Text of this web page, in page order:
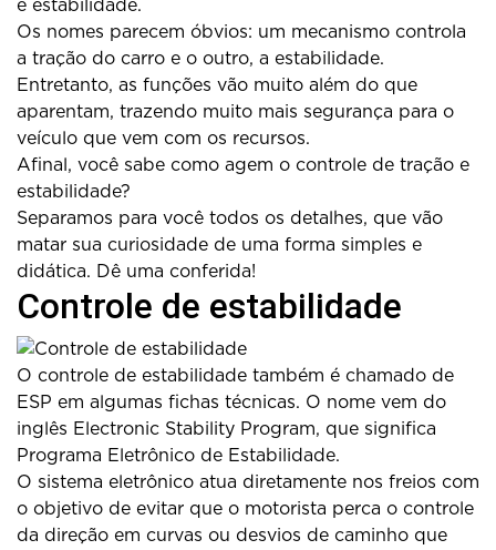
e estabilidade.
Os nomes parecem óbvios: um mecanismo controla
a tração do carro e o outro, a estabilidade.
Entretanto, as funções vão muito além do que
aparentam, trazendo muito mais segurança para o
veículo que vem com os recursos.
Afinal, você sabe como agem o controle de tração e
estabilidade?
Separamos para você todos os detalhes, que vão
matar sua curiosidade de uma forma simples e
didática. Dê uma conferida!
Controle de estabilidade
O controle de estabilidade também é chamado de
ESP em algumas fichas técnicas. O nome vem do
inglês Electronic Stability Program, que significa
Programa Eletrônico de Estabilidade.
O sistema eletrônico atua diretamente nos freios com
o objetivo de evitar que o motorista perca o controle
da direção em curvas ou desvios de caminho que